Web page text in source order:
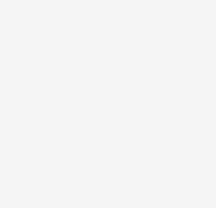
는 데일리룩부터